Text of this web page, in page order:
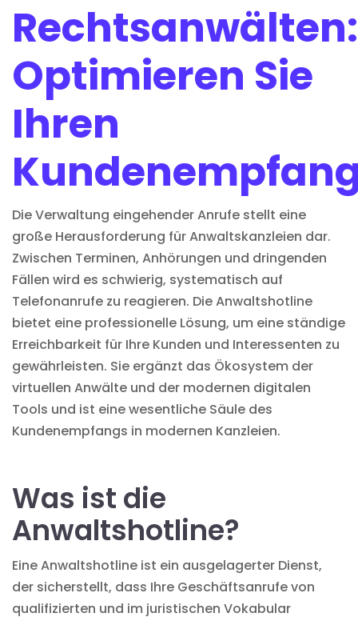
Rechtsanwälten:
Optimieren Sie
Ihren
Die Verwaltung eingehender Anrufe stellt eine
große Herausforderung für Anwaltskanzleien dar.
Zwischen Terminen, Anhörungen und dringenden
Fällen wird es schwierig, systematisch auf
Telefonanrufe zu reagieren. Die Anwaltshotline
bietet eine professionelle Lösung, um eine ständige
Erreichbarkeit für Ihre Kunden und Interessenten zu
gewährleisten. Sie ergänzt das Ökosystem der
virtuellen Anwälte und der modernen digitalen
Tools und ist eine wesentliche Säule des
Kundenempfangs in modernen Kanzleien.
Was ist die
Anwaltshotline?
Eine Anwaltshotline ist ein ausgelagerter Dienst,
der sicherstellt, dass Ihre Geschäftsanrufe von
qualifizierten und im juristischen Vokabular